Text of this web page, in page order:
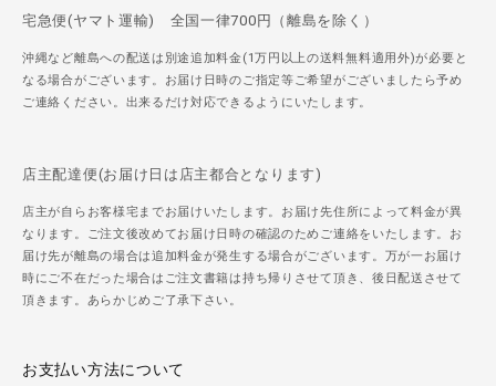
宅急便(ヤマト運輸) 全国一律700円（離島を除く）
沖縄など離島への配送は別途追加料金(1万円以上の送料無料適用外)が必要と
なる場合がございます。お届け日時のご指定等ご希望がございましたら予め
ご連絡ください。出来るだけ対応できるようにいたします。
店主配達便(お届け日は店主都合となります)
店主が自らお客様宅までお届けいたします。お届け先住所によって料金が異
なります。ご注文後改めてお届け日時の確認のためご連絡をいたします。お
届け先が離島の場合は追加料金が発生する場合がございます。万が一お届け
時にご不在だった場合はご注文書籍は持ち帰りさせて頂き、後日配送させて
頂きます。あらかじめご了承下さい。
お支払い方法について